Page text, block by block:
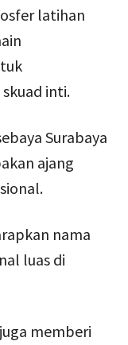
latihan
inti.
Surabaya
ajang
nama
luas di
memberi